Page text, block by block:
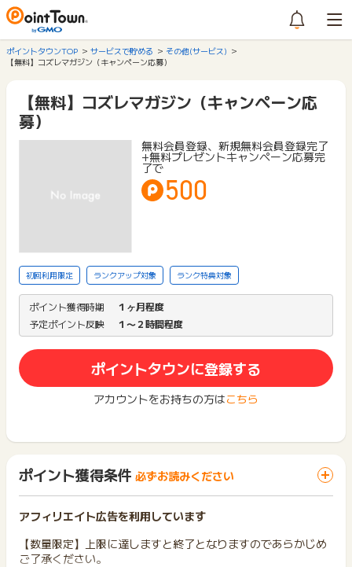
ポイントタウンTOP サービスで貯める
その他(サービス)
【無料】コズレマガジン（キャンペーン応募）
【無料】コズレマガジン（キャンペーン応
募）
無料会員登録、新規無料会員登録完了
+無料プレゼントキャンペーン応募完
了で
500
初回利用限定 ランクアップ対象 ランク特典対象
ポイント獲得時期
１ヶ月程度
予定ポイント反映
１〜２時間程度
ポイントタウンに登録する
アカウントをお持ちの方はこちら
ポイント獲得条件 必ずお読みください
アフィリエイト広告を利用しています
【数量限定】上限に達しますと終了となりますのであらかじめ
ご了承ください。